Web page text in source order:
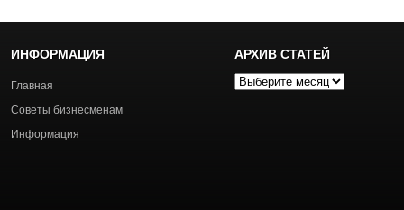
ИНФОРМАЦИЯ
Главная
Советы бизнесменам
Информация
АРХИВ СТАТЕЙ
Архив